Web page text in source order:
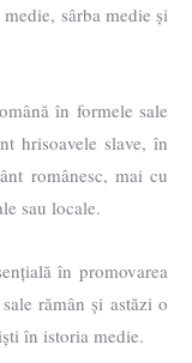
sârba medie și
în formele sale
hrisoavele slave, în
românesc, mai cu
sau locale.
în promovarea
rămân și astăzi o
în istoria medie.